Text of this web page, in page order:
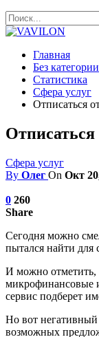
Главная
Без категории
Статистика
Сфера услуг
Отписаться
Отписаться
Сфера услуг
By Олег On Окт
0 260
Share
Сегодня можно
пытался найти для
И можно отметить,
микрофинансовые
сервис подберет
Но вот негативный
возможных